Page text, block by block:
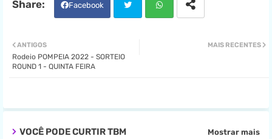
Facebook
ter
MAIS RECENTES
ANTIGOS
Rodeio POMPEIA 2022 - SORTEIO
ROUND 1 - QUINTA FEIRA
VOCÊ PODE CURTIR TBM Mostrar mais